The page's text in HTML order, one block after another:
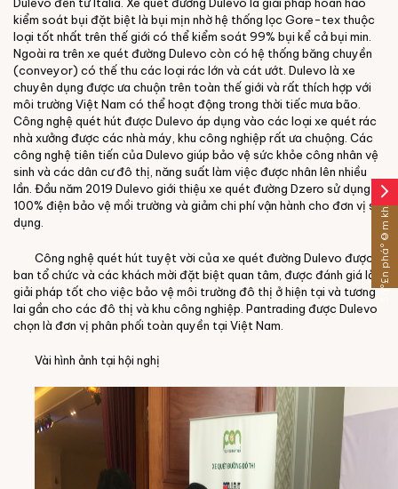
Dulevo đến từ Italia. Xe quét đường Dulevo là giải pháp hoàn hảo
kiểm soát bụi đặt biệt là bụi mịn nhờ hệ thống lọc Gore-tex thuộc
loại tốt nhất trên thế giới có thể kiểm soát 99% bụi kể cả bụi min.
Ngoài ra trên xe quét đường Dulevo còn có hệ thống băng chuyền
(conveyor) có thế thu các loại rác lớn và cát ướt. Dulevo là xe
chuyên dụng được ưa chuộn trên toàn thế giới và rất thích hợp với
môi trường Việt Nam có thể hoạt động trong thời tiếc mưa bão.
Công nghệ quét hút được Dulevo áp dụng vào các loại xe quét rác
nhà xưởng được các nhà máy, khu công nghiệp rất ưa chuộng. Các
công nghệ tiên tiến của Dulevo giúp bảo vệ sức khỏe công nhân vệ
sinh và các dân cư đô thị, năng suất làm việc được nhân lên nhiều
lần. Đầu năm 2019 Dulevo giới thiệu xe quét đường Dzero sử dụng
100% điện bảo vệ mồi trường và giảm chi phí vận hành cho đơn vị sử
dụng.
Công nghệ quét hút tuyệt vời của xe quét đường Dulevo được
ban tổ chức và các khách mời đặt biệt quan tâm, được đánh giá là
giải pháp tốt cho việc bảo vệ môi trường đô thị ở hiện tại và tương
lai gần cho các đô thị và khu công nghiệp. Pantrading được Dulevo
chọn là đơn vị phân phối toàn quyền tại Việt Nam.
Vài hình ảnh tại hội nghị
arrow_forward_ios
Sáº£n pháº©m khÃ¡c